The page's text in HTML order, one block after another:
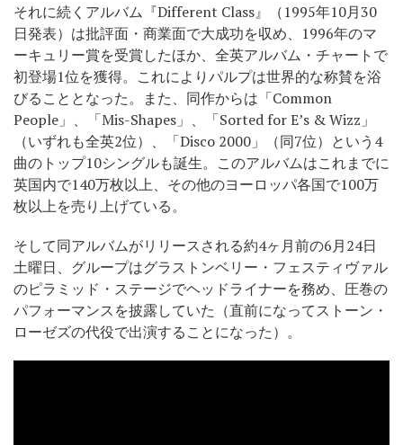
それに続くアルバム『Different Class』（1995年10月30
日発表）は批評面・商業面で大成功を収め、1996年のマ
ーキュリー賞を受賞したほか、全英アルバム・チャートで
初登場1位を獲得。これによりパルプは世界的な称賛を浴
びることとなった。また、同作からは「Common
People」、「Mis-Shapes」、「Sorted for E’s & Wizz」
（いずれも全英2位）、「Disco 2000」（同7位）という4
曲のトップ10シングルも誕生。このアルバムはこれまでに
英国内で140万枚以上、その他のヨーロッパ各国で100万
枚以上を売り上げている。
そして同アルバムがリリースされる約4ヶ月前の6月24日
土曜日、グループはグラストンベリー・フェスティヴァル
のピラミッド・ステージでヘッドライナーを務め、圧巻の
パフォーマンスを披露していた（直前になってストーン・
ローゼズの代役で出演することになった）。